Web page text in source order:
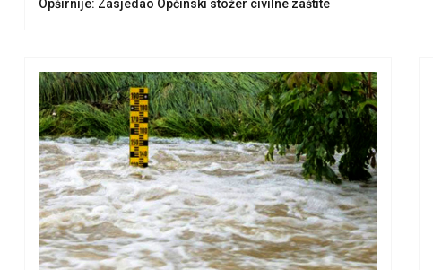
Opširnije: Zasjedao Općinski stožer civilne zaštite